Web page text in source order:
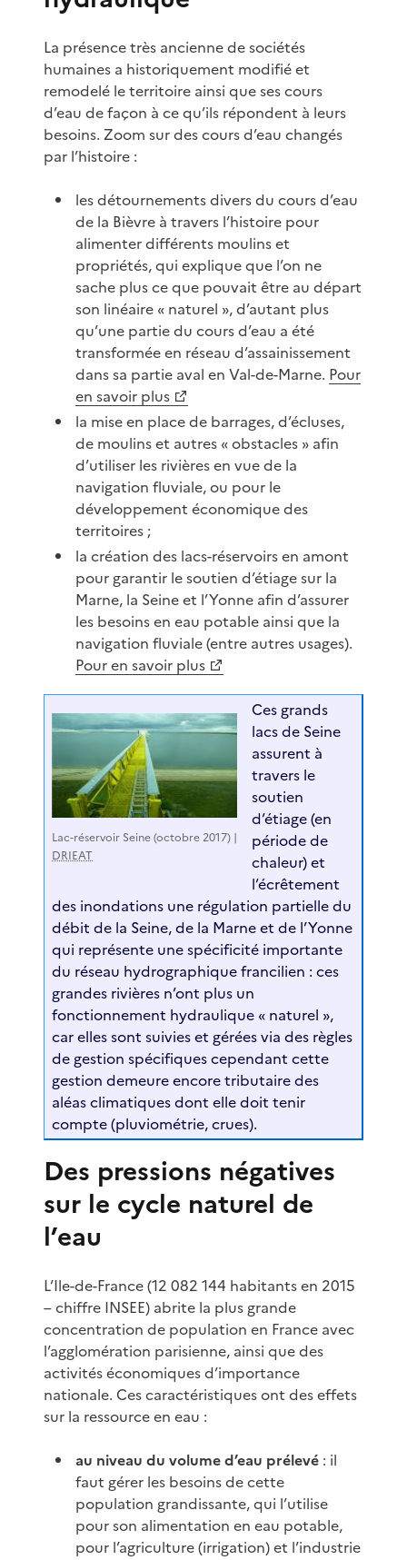
La présence très ancienne de sociétés
humaines a historiquement modifié et
remodelé le territoire ainsi que ses cours
d’eau de façon à ce qu’ils répondent à leurs
besoins. Zoom sur des cours d’eau changés
par l’histoire :
les détournements divers du cours d’eau
de la Bièvre à travers l’histoire pour
alimenter différents moulins et
propriétés, qui explique que l’on ne
sache plus ce que pouvait être au départ
son linéaire « naturel », d’autant plus
qu’une partie du cours d’eau a été
transformée en réseau d’assainissement
dans sa partie aval en Val-de-Marne. Pour
en savoir plus
la mise en place de barrages, d’écluses,
de moulins et autres « obstacles » afin
d’utiliser les rivières en vue de la
navigation fluviale, ou pour le
développement économique des
territoires ;
la création des lacs-réservoirs en amont
pour garantir le soutien d’étiage sur la
Marne, la Seine et l’Yonne afin d’assurer
les besoins en eau potable ainsi que la
navigation fluviale (entre autres usages).
Pour en savoir plus
Lac-réservoir Seine (octobre 2017) |
DRIEAT
Ces grands
lacs de Seine
assurent à
travers le
soutien
d’étiage (en
période de
chaleur) et
l’écrêtement
des inondations une régulation partielle du
débit de la Seine, de la Marne et de l’Yonne
qui représente une spécificité importante
du réseau hydrographique francilien : ces
grandes rivières n’ont plus un
fonctionnement hydraulique « naturel »,
car elles sont suivies et gérées via des règles
de gestion spécifiques cependant cette
gestion demeure encore tributaire des
aléas climatiques dont elle doit tenir
compte (pluviométrie, crues).
Des pressions négatives
sur le cycle naturel de
l’eau
L’Ile-de-France (12 082 144 habitants en 2015
– chiffre INSEE) abrite la plus grande
concentration de population en France avec
l’agglomération parisienne, ainsi que des
activités économiques d’importance
nationale. Ces caractéristiques ont des effets
sur la ressource en eau :
au niveau du volume d’eau prélevé : il
faut gérer les besoins de cette
population grandissante, qui l’utilise
pour son alimentation en eau potable,
pour l’agriculture (irrigation) et l’industrie